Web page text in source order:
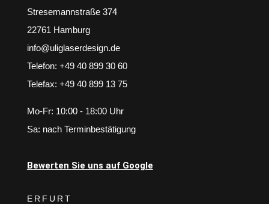
Stresemannstraße 374
22761 Hamburg
info@uliglaserdesign.de
Telefon: +49 40 899 30 60
Telefax: +49 40 899 13 75
Mo-Fr: 10:00 - 18:00 Uhr
Sa: nach Terminbestätigung
Bewerten Sie uns auf Google
ERFURT